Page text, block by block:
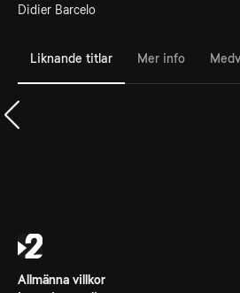
Didier Barcelo
Liknande titlar Mer info
Allmänna villkor